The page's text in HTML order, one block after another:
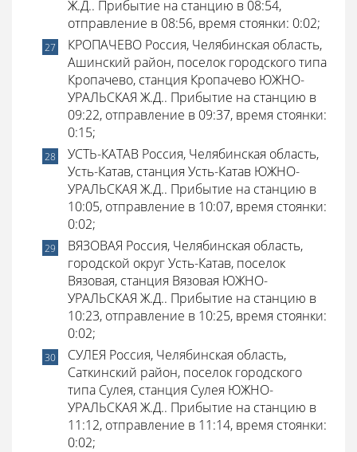
Ж.Д.. Прибытие на станцию в 08:54,
отправление в 08:56, время стоянки: 0:02;
КРОПАЧЕВО Россия, Челябинская область,
Ашинский район, поселок городского типа
Кропачево, станция Кропачево ЮЖНО-
УРАЛЬСКАЯ Ж.Д.. Прибытие на станцию в
09:22, отправление в 09:37, время стоянки:
0:15;
УСТЬ-КАТАВ Россия, Челябинская область,
Усть-Катав, станция Усть-Катав ЮЖНО-
УРАЛЬСКАЯ Ж.Д.. Прибытие на станцию в
10:05, отправление в 10:07, время стоянки:
0:02;
ВЯЗОВАЯ Россия, Челябинская область,
городской округ Усть-Катав, поселок
Вязовая, станция Вязовая ЮЖНО-
УРАЛЬСКАЯ Ж.Д.. Прибытие на станцию в
10:23, отправление в 10:25, время стоянки:
0:02;
СУЛЕЯ Россия, Челябинская область,
Саткинский район, поселок городского
типа Сулея, станция Сулея ЮЖНО-
УРАЛЬСКАЯ Ж.Д.. Прибытие на станцию в
11:12, отправление в 11:14, время стоянки:
0:02;